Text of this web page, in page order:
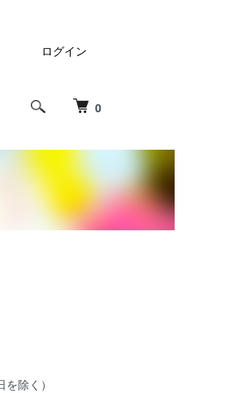
0
ログイン
除く）